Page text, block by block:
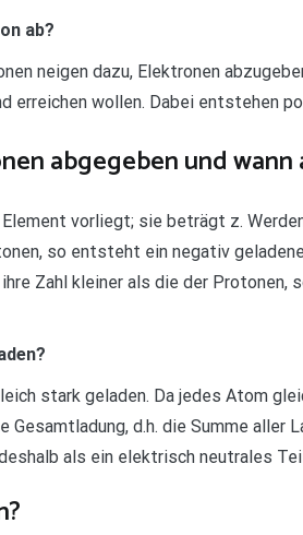
ab?
neigen dazu, Elektronen
erreichen wollen. Dabei entstehen
abgegeben und
vorliegt; sie beträgt z.
so entsteht ein negativ
Zahl kleiner als die der
stark geladen. Da jedes Atom
d.h. die Summe aller
als ein elektrisch neutrales